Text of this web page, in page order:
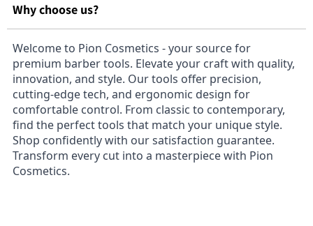
Why choose us?
Welcome to Pion Cosmetics - your source for
premium barber tools. Elevate your craft with quality,
innovation, and style. Our tools offer precision,
cutting-edge tech, and ergonomic design for
comfortable control. From classic to contemporary,
find the perfect tools that match your unique style.
Shop confidently with our satisfaction guarantee.
Transform every cut into a masterpiece with Pion
Cosmetics.